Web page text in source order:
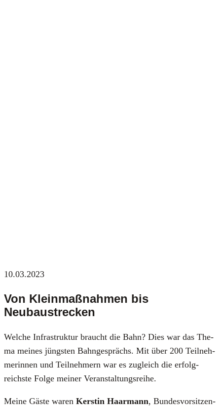
10.03.2023
Von Kleinmaßnahmen bis
Neubaustrecken
Wel­che Infra­struk­tur braucht die Bahn? Dies war das The­
ma mei­nes jüngs­ten Bahn­ge­sprächs. Mit über 200 Teil­neh­
me­rin­nen und Teil­neh­mern war es zugleich die erfolg­
reichs­te Fol­ge mei­ner Ver­an­stal­tungs­rei­he.
Mei­ne Gäs­te waren Kers­tin Haar­mann, Bun­des­vor­sit­zen­